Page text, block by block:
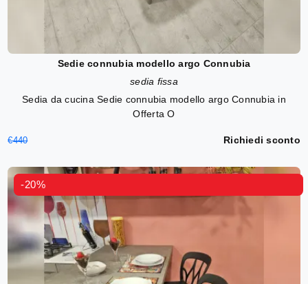
Sedie connubia modello argo Connubia
sedia fissa
Sedia da cucina Sedie connubia modello argo Connubia in
Offerta O
€440 Richiedi sconto
-20%